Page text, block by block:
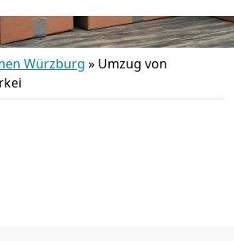
Würzburg » Umzug von